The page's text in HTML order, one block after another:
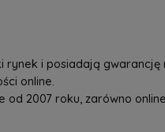
i posiadają gwarancję
online.
2007 roku, zarówno